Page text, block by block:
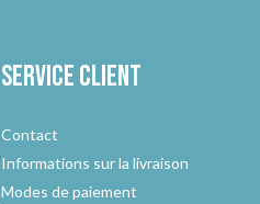
Service client
Contact
Informations sur la livraison
Modes de paiement